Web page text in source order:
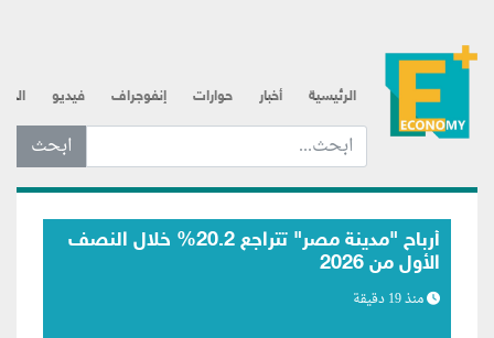
الرئيسية أخبار حوارات إنفوجراف فيديو
ابحث عن... :
"الطاقة" السعودية: السيطرة على حريق في
منشأة نفطية تابعة لـ"أرامكو" بجازان
منذ 50 دقيقة